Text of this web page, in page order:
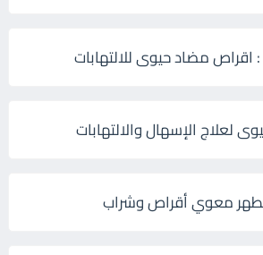
لعلاج الإسهال والالتهابات